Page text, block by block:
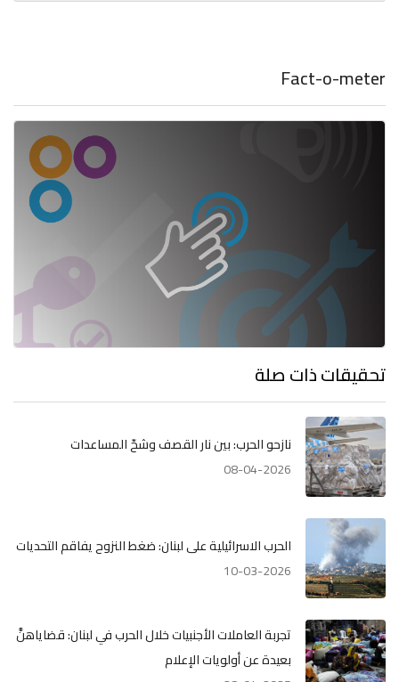
Fact-o-meter
تحقيقات ذات صلة
نازحو الحرب: بين نار القصف وشحّ المساعدات
08-04-2026
الحرب الاسرائيلية على لبنان: ضغط النزوح يفاقم التحديات
10-03-2026
تجربة العاملات الأجنبيات خلال الحرب في لبنان: قضاياهنَّ
بعيدة عن أولويات الإعلام